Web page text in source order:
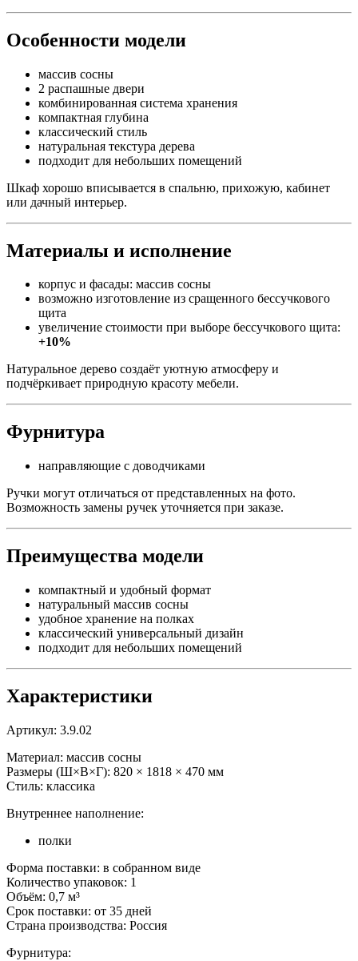
Особенности модели
массив сосны
2 распашные двери
комбинированная система хранения
компактная глубина
классический стиль
натуральная текстура дерева
подходит для небольших помещений
Шкаф хорошо вписывается в спальню, прихожую, кабинет
или дачный интерьер.
Материалы и исполнение
корпус и фасады: массив сосны
возможно изготовление из сращенного бессучкового
щита
увеличение стоимости при выборе бессучкового щита:
+10%
Натуральное дерево создаёт уютную атмосферу и
подчёркивает природную красоту мебели.
Фурнитура
направляющие с доводчиками
Ручки могут отличаться от представленных на фото.
Возможность замены ручек уточняется при заказе.
Преимущества модели
компактный и удобный формат
натуральный массив сосны
удобное хранение на полках
классический универсальный дизайн
подходит для небольших помещений
Характеристики
Артикул: 3.9.02
Материал: массив сосны
Размеры (Ш×В×Г): 820 × 1818 × 470 мм
Стиль: классика
Внутреннее наполнение:
полки
Форма поставки: в собранном виде
Количество упаковок: 1
Объём: 0,7 м³
Срок поставки: от 35 дней
Страна производства: Россия
Фурнитура: